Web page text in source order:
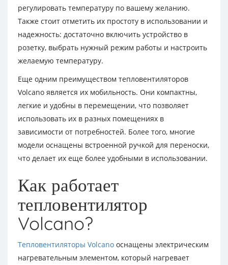
регулировать температуру по вашему желанию.
Также стоит отметить их простоту в использовании и
надежность: достаточно включить устройство в
розетку, выбрать нужный режим работы и настроить
желаемую температуру.
Еще одним преимуществом тепловентиляторов
Volcano является их мобильность. Они компактны,
легкие и удобны в перемещении, что позволяет
использовать их в разных помещениях в
зависимости от потребностей. Более того, многие
модели оснащены встроенной ручкой для переноски,
что делает их еще более удобными в использовании.
Как работает
тепловентилятор
Volcano?
Тепловентиляторы Volcano оснащены электрическим
нагревательным элементом, который нагревает